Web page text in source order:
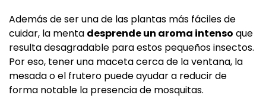
Además de ser una de las plantas más fáciles de
cuidar, la menta desprende un aroma intenso que
resulta desagradable para estos pequeños insectos.
Por eso, tener una maceta cerca de la ventana, la
mesada o el frutero puede ayudar a reducir de
forma notable la presencia de mosquitas.